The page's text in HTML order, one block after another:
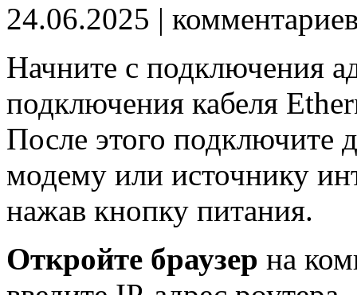
24.06.2025 |
Начните с подключения
подключения кабеля
После этого подключите
модему или источнику
нажав кнопку питания.
Откройте браузер на